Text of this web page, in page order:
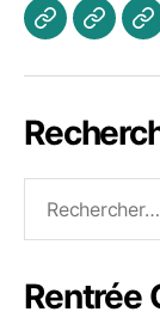
Actualités
Les
A
Rentrée